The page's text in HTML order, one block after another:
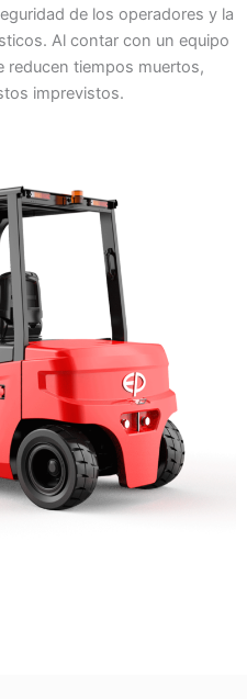
de los operadores y la
Al contar con un equipo
tiempos muertos,
imprevistos.